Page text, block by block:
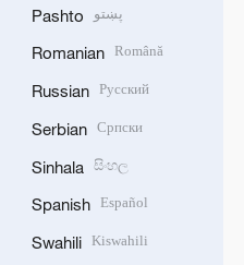
Pashto پښتو
Romanian Română
Russian Русский
Serbian Српски
Sinhala සිංහල
Spanish Español
Swahili Kiswahili